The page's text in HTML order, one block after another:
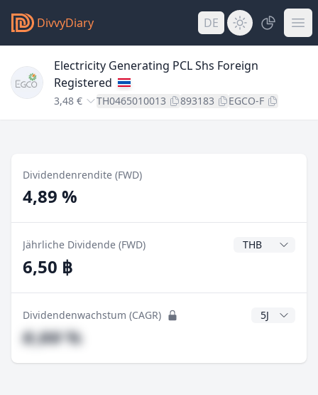
DivvyDiary DE
Electricity Generating PCL Shs Foreign
Registered
3,48 € TH0465010013 893183 EGCO-F
Dividendenrendite (FWD)
4,89 %
Jährliche Dividende (FWD)
6,50 ฿
Dividendenwachstum (CAGR) CAGR Jahre
#,## %